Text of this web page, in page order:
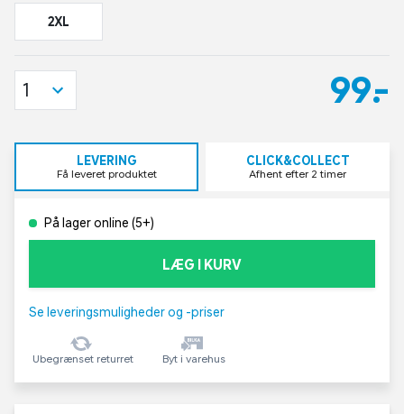
2XL
99,-
1
LEVERING
Få leveret produktet
CLICK&COLLECT
Afhent efter 2 timer
På lager online (5+)
LÆG I KURV
Se leveringsmuligheder og -priser
Ubegrænset returret Byt i varehus